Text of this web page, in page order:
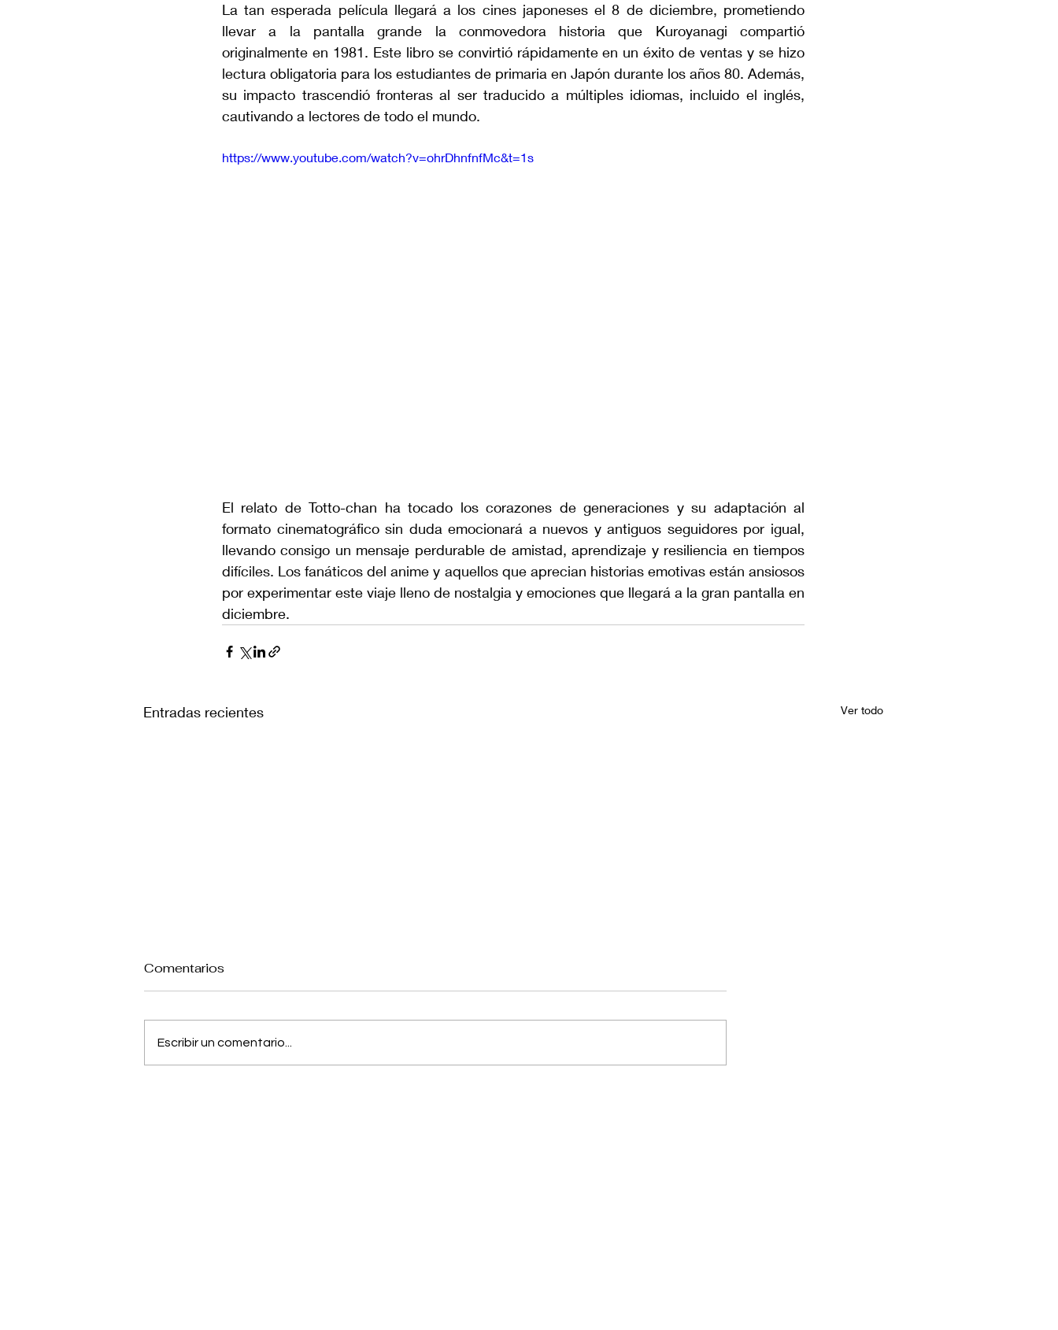
La tan esperada película llegará a los cines japoneses el 8 de diciembre, prometiendo
llevar a la pantalla grande la conmovedora historia que Kuroyanagi compartió
originalmente en 1981. Este libro se convirtió rápidamente en un éxito de ventas y se hizo
lectura obligatoria para los estudiantes de primaria en Japón durante los años 80. Además,
su impacto trascendió fronteras al ser traducido a múltiples idiomas, incluido el inglés,
cautivando a lectores de todo el mundo.
https://www.youtube.com/watch?v=ohrDhnfnfMc&t=1s
El relato de Totto-chan ha tocado los corazones de generaciones y su adaptación al
formato cinematográfico sin duda emocionará a nuevos y antiguos seguidores por igual,
llevando consigo un mensaje perdurable de amistad, aprendizaje y resiliencia en tiempos
difíciles. Los fanáticos del anime y aquellos que aprecian historias emotivas están ansiosos
por experimentar este viaje lleno de nostalgia y emociones que llegará a la gran pantalla en
diciembre.
Entradas recientes Ver todo
Comentarios
Escribir un comentario...